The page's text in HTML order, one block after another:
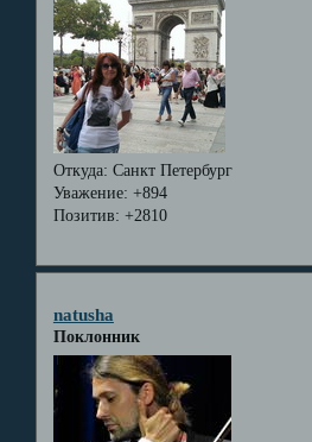
Откуда: Санкт Петербург
Уважение: +894
Позитив: +2810
natusha
Поклонник